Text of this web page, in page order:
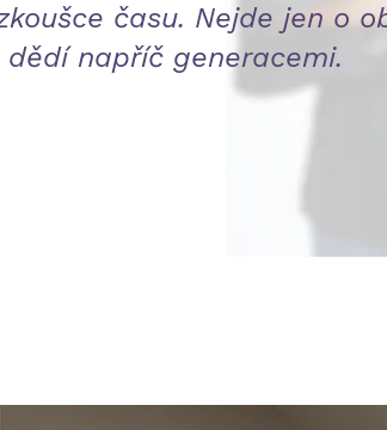
času. Nejde jen o
napříč generacemi.